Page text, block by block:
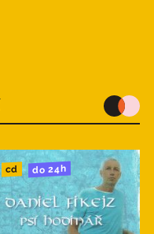
cd do 24h